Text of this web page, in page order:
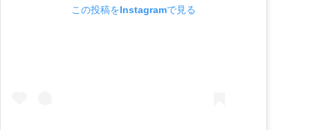
この投稿をInstagramで見る